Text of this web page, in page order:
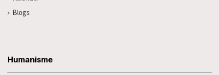
Blogs
Humanisme